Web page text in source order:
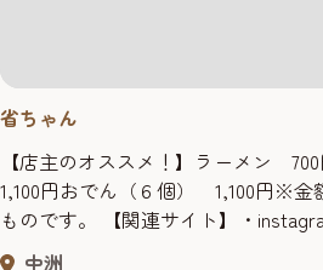
省ちゃん
【店主のオススメ！】ラーメン
1,100円おでん（６個） 1,100円※金
ものです。 【関連サイト】・
中洲